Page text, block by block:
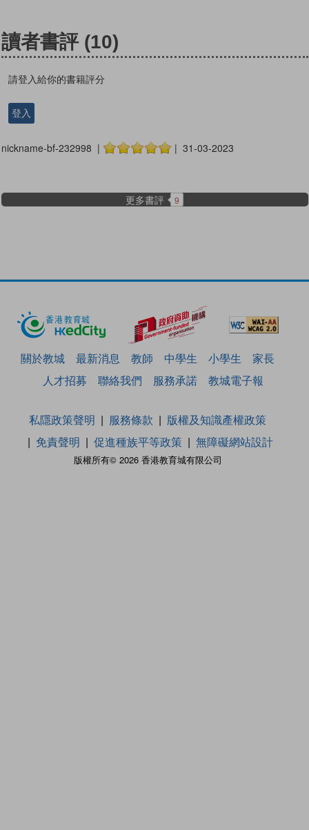
讀者書評 (10)
請登入給你的書籍評分
登入
nickname-bf-232998 | | 31-03-2023
更多書評 9
關於教城 最新消息 教師 中學生 小學生
家長
人才招募
聯絡我們 服務承諾 教城電子報
版權所有© 2026 香港教育城有限公司
私隱政策聲明 服務條款
版權及知識產權政策
免責聲明
促進種族平等政策 無障礙網站設計